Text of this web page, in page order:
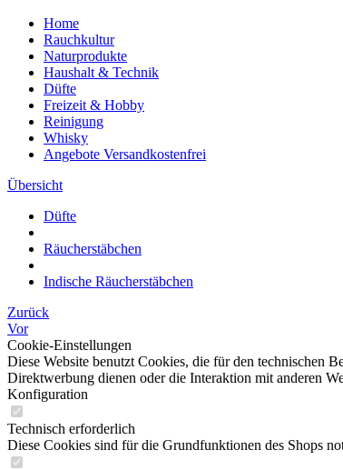
Home
Rauchkultur
Naturprodukte
Haushalt & Technik
Düfte
Freizeit & Hobby
Reinigung
Whisky
Angebote Versandkostenfrei
Übersicht
Düfte
Räucherstäbchen
Indische Räucherstäbchen
Zurück
Vor
Cookie-Einstellungen
Diese Website benutzt Cookies, die für den technischen
Direktwerbung dienen oder die Interaktion mit anderen
Konfiguration
Technisch erforderlich
Diese Cookies sind für die Grundfunktionen des Shops